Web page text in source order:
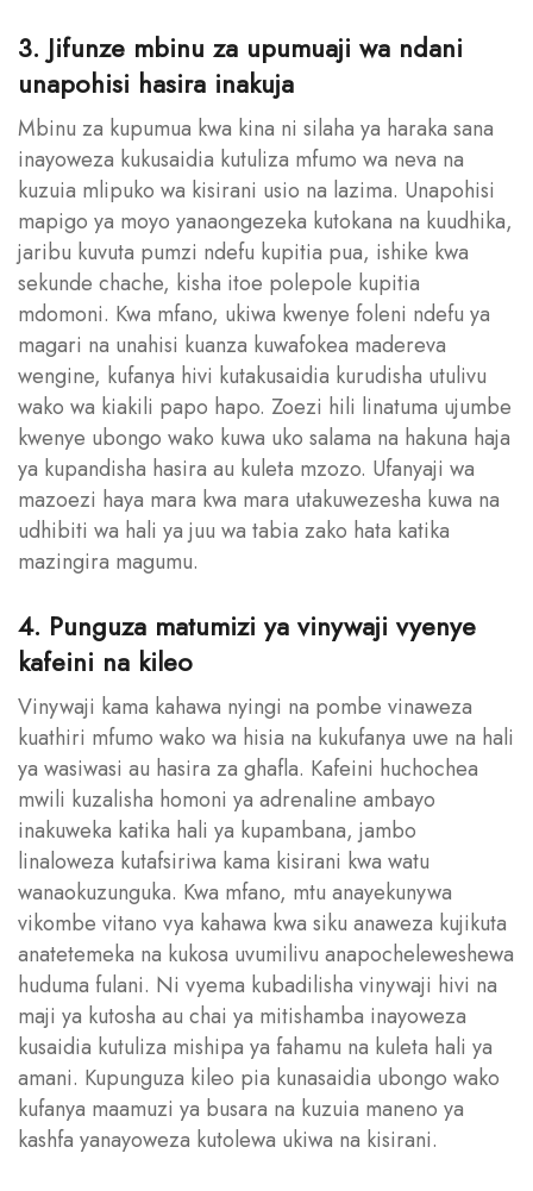
3. Jifunze mbinu za upumuaji wa ndani
unapohisi hasira inakuja
Mbinu za kupumua kwa kina ni silaha ya haraka sana
inayoweza kukusaidia kutuliza mfumo wa neva na
kuzuia mlipuko wa kisirani usio na lazima. Unapohisi
mapigo ya moyo yanaongezeka kutokana na kuudhika,
jaribu kuvuta pumzi ndefu kupitia pua, ishike kwa
sekunde chache, kisha itoe polepole kupitia
mdomoni. Kwa mfano, ukiwa kwenye foleni ndefu ya
magari na unahisi kuanza kuwafokea madereva
wengine, kufanya hivi kutakusaidia kurudisha utulivu
wako wa kiakili papo hapo. Zoezi hili linatuma ujumbe
kwenye ubongo wako kuwa uko salama na hakuna haja
ya kupandisha hasira au kuleta mzozo. Ufanyaji wa
mazoezi haya mara kwa mara utakuwezesha kuwa na
udhibiti wa hali ya juu wa tabia zako hata katika
mazingira magumu.
4. Punguza matumizi ya vinywaji vyenye
kafeini na kileo
Vinywaji kama kahawa nyingi na pombe vinaweza
kuathiri mfumo wako wa hisia na kukufanya uwe na hali
ya wasiwasi au hasira za ghafla. Kafeini huchochea
mwili kuzalisha homoni ya adrenaline ambayo
inakuweka katika hali ya kupambana, jambo
linaloweza kutafsiriwa kama kisirani kwa watu
wanaokuzunguka. Kwa mfano, mtu anayekunywa
vikombe vitano vya kahawa kwa siku anaweza kujikuta
anatetemeka na kukosa uvumilivu anapocheleweshewa
huduma fulani. Ni vyema kubadilisha vinywaji hivi na
maji ya kutosha au chai ya mitishamba inayoweza
kusaidia kutuliza mishipa ya fahamu na kuleta hali ya
amani. Kupunguza kileo pia kunasaidia ubongo wako
kufanya maamuzi ya busara na kuzuia maneno ya
kashfa yanayoweza kutolewa ukiwa na kisirani.